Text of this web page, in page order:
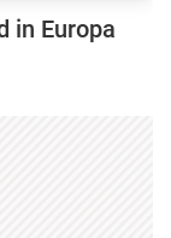
in Europa